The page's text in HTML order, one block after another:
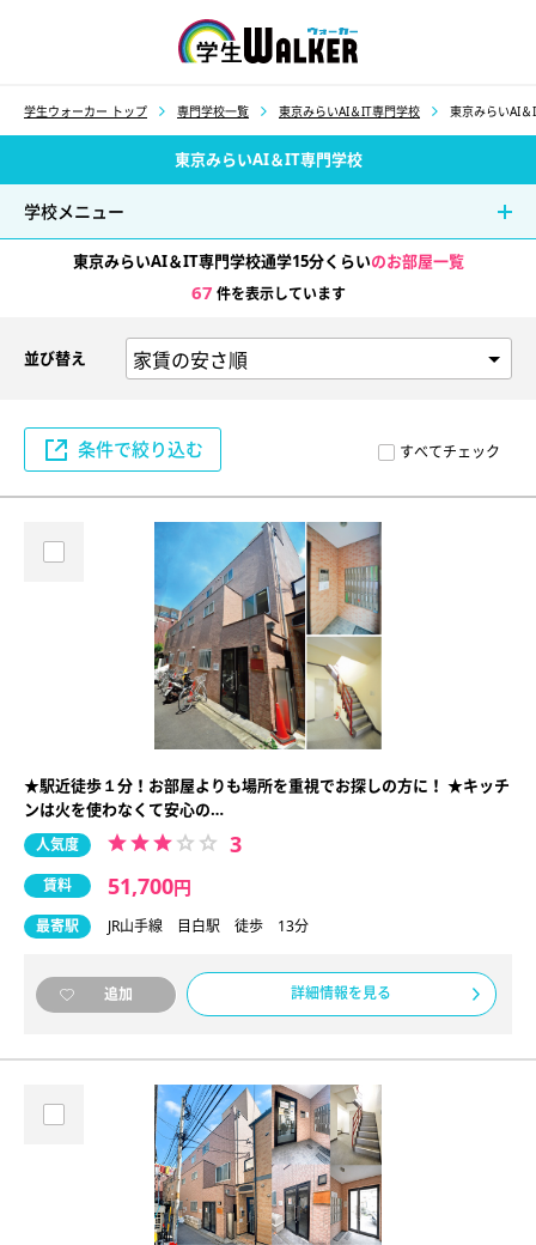
学生ウォーカー トップ 専門学校一覧 東京みらいAI＆IT専門学校 東京みらいAI
東京みらいAI＆IT専門学校
学校メニュー
東京みらいAI＆IT専門学校通学15分くらいのお部屋一覧
67 件を表示しています
すべてチェック
並び替え
条件で絞り込む
★駅近徒歩１分！お部屋よりも場所を重視でお探しの方に！ ★キッチ
ンは火を使わなくて安心の…
人気度 3
賃料 51,700円
最寄駅 JR山手線 目白駅 徒歩 13分
追加 詳細情報を見る